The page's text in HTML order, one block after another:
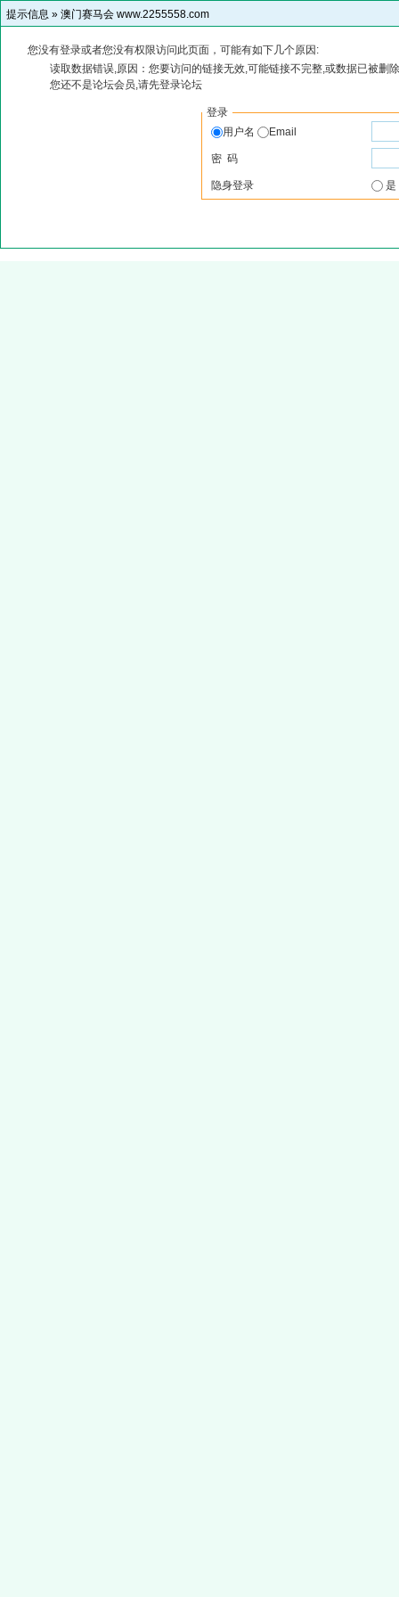
提示信息 » 澳门赛马会 www.2255558.com
您没有登录或者您没有权限访问此页面，可能有如下几个原因:
读取数据错误,原因：您要访问的链接无效,可能链接不完整,或数据已被删
您还不是论坛会员,请先登录论坛
登录
用户名
Email
密 码
隐身登录